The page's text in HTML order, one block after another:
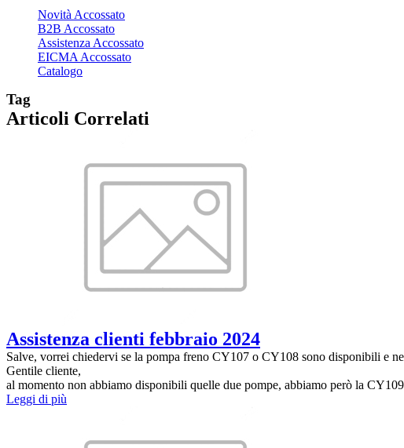
Novità Accossato
B2B Accossato
Assistenza Accossato
EICMA Accossato
Catalogo
Tag
Articoli Correlati
Assistenza clienti febbraio 2024
Salve, vorrei chiedervi se la pompa freno CY107 o CY108 sono disponibili e
Gentile cliente,
al momento non abbiamo disponibili quelle due pompe, abbiamo però la
Leggi di più